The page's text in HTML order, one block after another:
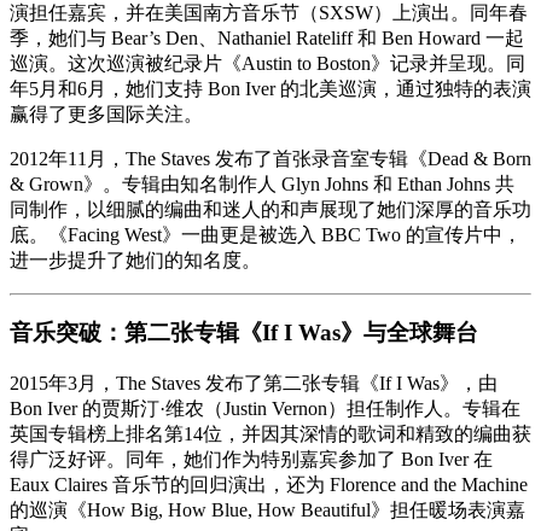
演担任嘉宾，并在美国南方音乐节（SXSW）上演出。同年春
季，她们与 Bear’s Den、Nathaniel Rateliff 和 Ben Howard 一起
巡演。这次巡演被纪录片《Austin to Boston》记录并呈现。同
年5月和6月，她们支持 Bon Iver 的北美巡演，通过独特的表演
赢得了更多国际关注。
2012年11月，The Staves 发布了首张录音室专辑《Dead & Born
& Grown》。专辑由知名制作人 Glyn Johns 和 Ethan Johns 共
同制作，以细腻的编曲和迷人的和声展现了她们深厚的音乐功
底。《Facing West》一曲更是被选入 BBC Two 的宣传片中，
进一步提升了她们的知名度。
音乐突破：第二张专辑《If I Was》与全球舞台
2015年3月，The Staves 发布了第二张专辑《If I Was》，由
Bon Iver 的贾斯汀·维农（Justin Vernon）担任制作人。专辑在
英国专辑榜上排名第14位，并因其深情的歌词和精致的编曲获
得广泛好评。同年，她们作为特别嘉宾参加了 Bon Iver 在
Eaux Claires 音乐节的回归演出，还为 Florence and the Machine
的巡演《How Big, How Blue, How Beautiful》担任暖场表演嘉